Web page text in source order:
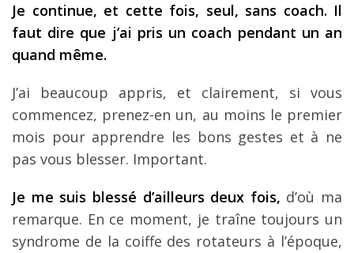
Je continue, et cette fois, seul, sans coach. Il
faut dire que j’ai pris un coach pendant un an
quand même.
J’ai beaucoup appris, et clairement, si vous
commencez, prenez-en un, au moins le premier
mois pour apprendre les bons gestes et à ne
pas vous blesser. Important.
Je me suis blessé d’ailleurs deux fois, d’où ma
remarque. En ce moment, je traîne toujours un
syndrome de la coiffe des rotateurs à l’époque,